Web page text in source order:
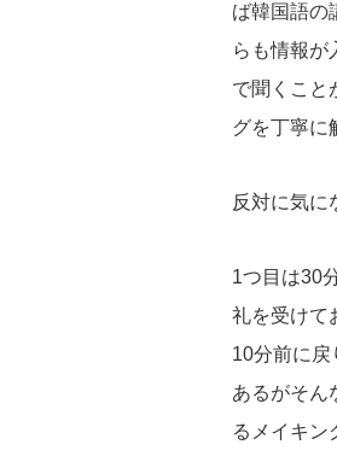
ば韓国語の
らも情報が
で聞くこと
グを丁寧に
反対に気に
1つ目は30
礼を受けて
10分前に
あるがそん
るメイキン